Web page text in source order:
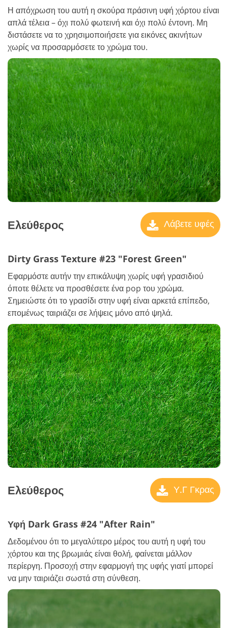
Η απόχρωση του αυτή η σκούρα πράσινη υφή χόρτου είναι
απλά τέλεια – όχι πολύ φωτεινή και όχι πολύ έντονη. Μη
διστάσετε να το χρησιμοποιήσετε για εικόνες ακινήτων
χωρίς να προσαρμόσετε το χρώμα του.
Ελεύθερος Λάβετε υφές
Dirty Grass Texture #23 "Forest Green"
Εφαρμόστε αυτήν την επικάλυψη χωρίς υφή γρασιδιού
όποτε θέλετε να προσθέσετε ένα pop του χρώμα.
Σημειώστε ότι το γρασίδι στην υφή είναι αρκετά επίπεδο,
επομένως ταιριάζει σε λήψεις μόνο από ψηλά.
Ελεύθερος Υ.Γ Γκρας
Υφή Dark Grass #24 "After Rain"
Δεδομένου ότι το μεγαλύτερο μέρος του αυτή η υφή του
χόρτου και της βρωμιάς είναι θολή, φαίνεται μάλλον
περίεργη. Προσοχή στην εφαρμογή της υφής γιατί μπορεί
να μην ταιριάζει σωστά στη σύνθεση.